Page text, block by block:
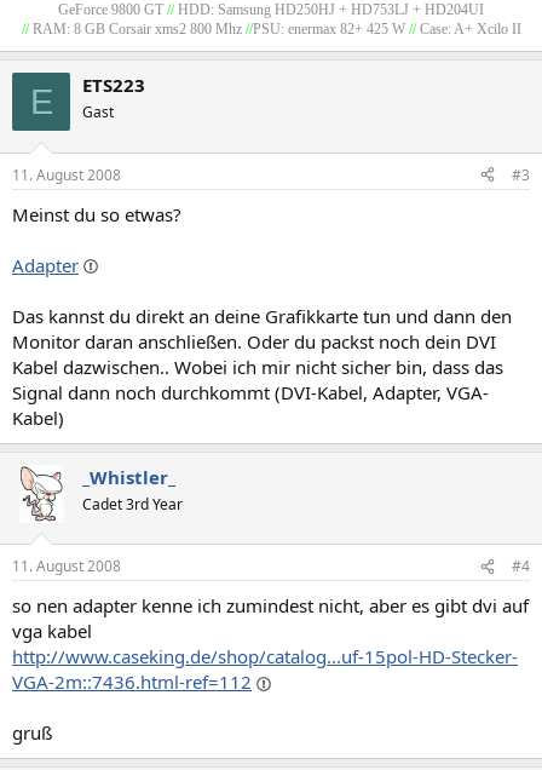
GeForce 9800 GT //HDD: Samsung HD250HJ + HD753LJ + HD204UI
//RAM: 8 GB Corsair xms2 800 Mhz //PSU: enermax 82+ 425 W //Case: A+ Xcilo II
E ETS223
Gast
11. August 2008 #3
Meinst du so etwas?
Adapter
Das kannst du direkt an deine Grafikkarte tun und dann den
Monitor daran anschließen. Oder du packst noch dein DVI
Kabel dazwischen.. Wobei ich mir nicht sicher bin, dass das
Signal dann noch durchkommt (DVI-Kabel, Adapter, VGA-
Kabel)
_Whistler_
Cadet 3rd Year
11. August 2008 #4
so nen adapter kenne ich zumindest nicht, aber es gibt dvi auf
vga kabel
http://www.caseking.de/shop/catalog...uf-15pol-HD-Stecker-
VGA-2m::7436.html-ref=112
gruß